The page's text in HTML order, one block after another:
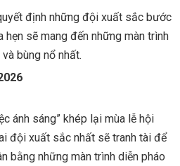
định những đội xuất sắc bước
hẹn sẽ mang đến những màn trình
bùng nổ nhất.
ánh sáng” khép lại mùa lễ hội
đội xuất sắc nhất sẽ tranh tài để
bằng những màn trình diễn pháo